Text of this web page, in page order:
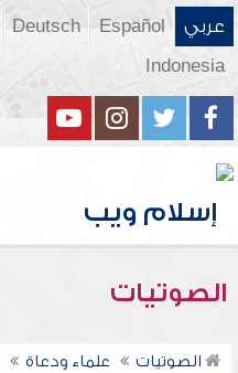
عربي Español
Deutsch
Indonesia
الصوتيات
الصوتيات علماء ودعاة